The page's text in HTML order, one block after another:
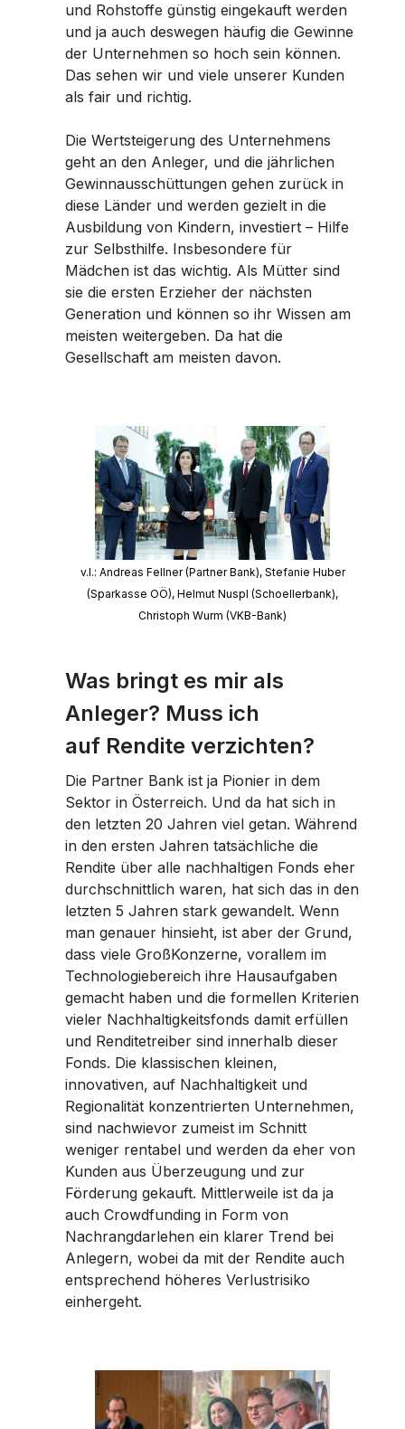
und Rohstoffe günstig eingekauft werden
und ja auch deswegen häufig die Gewinne
der Unternehmen so hoch sein können.
Das sehen wir und viele unserer Kunden
als fair und richtig.
Die Wertsteigerung des Unternehmens
geht an den Anleger, und die jährlichen
Gewinnausschüttungen gehen zurück in
diese Länder und werden gezielt in die
Ausbildung von Kindern, investiert – Hilfe
zur Selbsthilfe. Insbesondere für
Mädchen ist das wichtig. Als Mütter sind
sie die ersten Erzieher der nächsten
Generation und können so ihr Wissen am
meisten weitergeben. Da hat die
Gesellschaft am meisten davon.
v.l.: Andreas Fellner (Partner Bank), Stefanie Huber
(Sparkasse OÖ), Helmut Nuspl (Schoellerbank),
Christoph Wurm (VKB-Bank)
Was bringt es mir als
Anleger? Muss ich
auf Rendite verzichten?
Die Partner Bank ist ja Pionier in dem
Sektor in Österreich. Und da hat sich in
den letzten 20 Jahren viel getan. Während
in den ersten Jahren tatsächliche die
Rendite über alle nachhaltigen Fonds eher
durchschnittlich waren, hat sich das in den
letzten 5 Jahren stark gewandelt. Wenn
man genauer hinsieht, ist aber der Grund,
dass viele GroßKonzerne, vorallem im
Technologiebereich ihre Hausaufgaben
gemacht haben und die formellen Kriterien
vieler Nachhaltigkeitsfonds damit erfüllen
und Renditetreiber sind innerhalb dieser
Fonds. Die klassischen kleinen,
innovativen, auf Nachhaltigkeit und
Regionalität konzentrierten Unternehmen,
sind nachwievor zumeist im Schnitt
weniger rentabel und werden da eher von
Kunden aus Überzeugung und zur
Förderung gekauft. Mittlerweile ist da ja
auch Crowdfunding in Form von
Nachrangdarlehen ein klarer Trend bei
Anlegern, wobei da mit der Rendite auch
entsprechend höheres Verlustrisiko
einhergeht.